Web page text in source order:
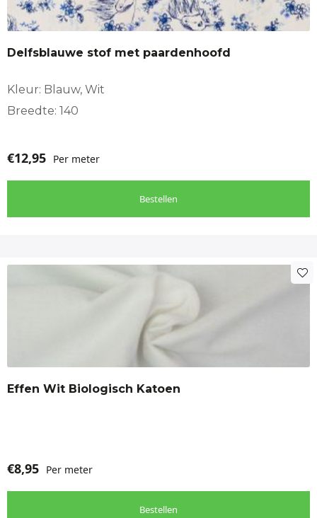
Delfsblauwe stof met paardenhoofd
Kleur: Blauw, Wit
Breedte: 140
€12,95 Per meter
Bestellen
Effen Wit Biologisch Katoen
€8,95 Per meter
Bestellen